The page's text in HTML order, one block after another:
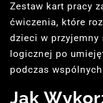
Zestaw kart pracy
ćwiczenia, które
dzieci w przyjemny
logicznej po
podczas
Jak